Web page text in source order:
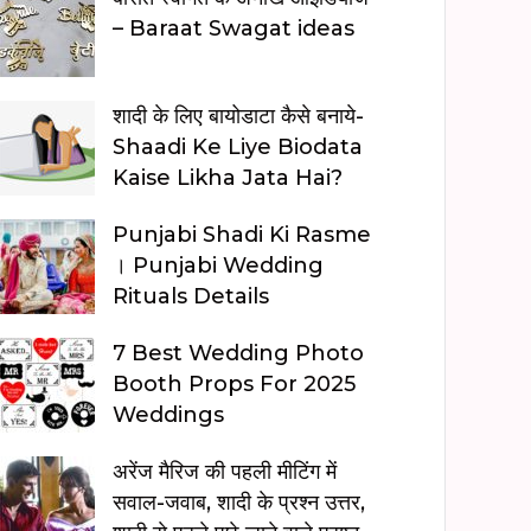
– Baraat Swagat ideas
शादी के लिए बायोडाटा कैसे बनाये-
Shaadi Ke Liye Biodata
Kaise Likha Jata Hai?
Punjabi Shadi Ki Rasme
। Punjabi Wedding
Rituals Details
7 Best Wedding Photo
Booth Props For 2025
Weddings
अरेंज मैरिज की पहली मीटिंग में
सवाल-जवाब, शादी के प्रश्न उत्तर,